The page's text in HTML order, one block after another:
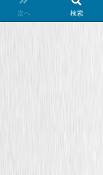
次へ 検索